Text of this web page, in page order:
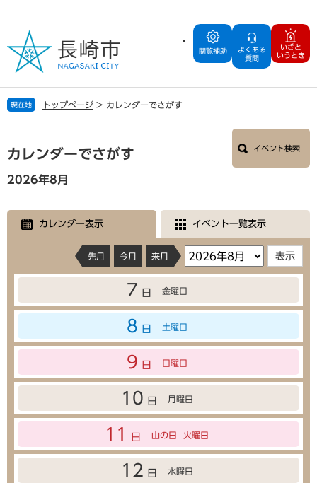
の
で
す
ー
ば
し
文
閲覧補助
よくある
質問
いざと
いうとき
現在地 トップページ > カレンダーでさがす
文
カレンダーでさがす イベント検索
2026年8月
カレンダー表示 イベント一覧表示
先月 今月 来月
7 日 金曜日
8 日 土曜日
9 日 日曜日
10 日 月曜日
11 日 山の日 火曜日
12 日 水曜日